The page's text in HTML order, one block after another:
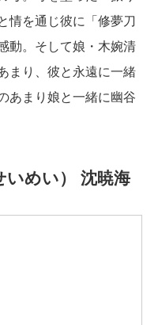
情を通じ彼に「修夢刀
動。そして娘・木婉清
まり、彼と永遠に一緒
あまり娘と一緒に幽谷
めい）
沈暁海